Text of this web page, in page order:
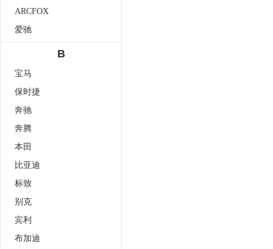
ARCFOX
爱驰
B
宝马
保时捷
奔驰
奔腾
本田
比亚迪
标致
别克
宾利
布加迪